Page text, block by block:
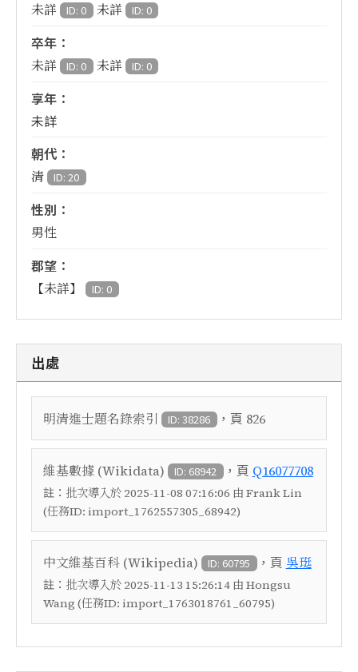
未詳 ID: 0 未詳 ID: 0
卒年：
未詳 ID: 0 未詳 ID: 0
享年：
未詳
朝代：
清 ID: 20
性別：
男性
郡望：
【未詳】 ID: 0
出處
明清進士題名錄索引 ID: 38286 ，頁 826
維基數據 (Wikidata) ID: 68942 ，頁 Q16077708
註： 批次導入於 2025-11-08 07:16:06 由 Frank Lin
(任務ID: import_1762557305_68942)
中文維基百科 (Wikipedia) ID: 60795 ，頁 吳珽
註： 批次導入於 2025-11-13 15:26:14 由 Hongsu
Wang (任務ID: import_1763018761_60795)